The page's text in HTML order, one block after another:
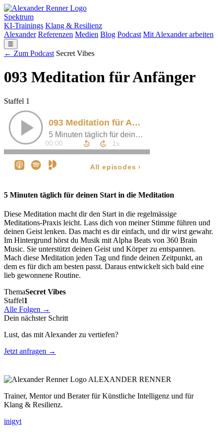
Spektrum
KI-Trainings Klang & Resilienz
Alexander Referenzen Medien Blog Podcast Mit Alexander arbeiten
☰
← Zum Podcast Secret Vibes
093 Meditation für Anfänger
Staffel 1
5 Minuten täglich für deinen Start in die Meditation
Diese Meditation macht dir den Start in die regelmässige
Meditations-Praxis leicht. Lass dich von meiner Stimme führen und
deinen Geist lenken. Das macht es dir einfach, und dir wirst gewahr.
Im Hintergrund hörst du Musik mit Alpha Beats von 360 Brain
Music. Sie unterstützt deinen Geist und Körper zu entspannen.
Mach diese Meditation jeden Tag und finde deinen Zeitpunkt, an
dem es für dich am besten passt. Daraus entwickelt sich bald eine
lieb gewonnene Routine.
ThemaSecret Vibes
Staffel1
Alle Folgen →
Dein nächster Schritt
Lust, das mit Alexander zu vertiefen?
Jetzt anfragen →
ALEXANDER RENNER
Trainer, Mentor und Berater für Künstliche Intelligenz und für
Klang & Resilienz.
inigyt